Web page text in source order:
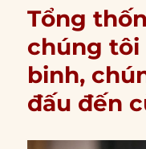
Tổng
chúng tôi
binh,
đấu đến